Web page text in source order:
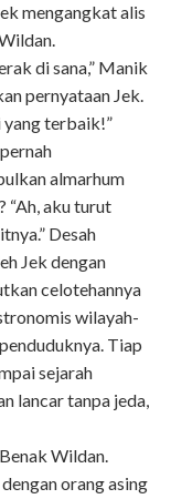
mengangkat alis
di sana,” Manik
pernyataan Jek.
yang terbaik!”
almarhum
? “Ah, aku turut
Desah
Jek dengan
celotehannya
wilayah-
Tiap
sejarah
lancar tanpa jeda,
Wildan.
orang asing